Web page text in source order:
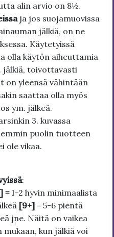
alin arvio on 8½.
ja jos suojamuovissa
jälkiä, on ne
Käytetyissä
olla käytön aiheuttamia
jälkiä, toivottavasti
on yleensä vähintään
saattaa olla myös
ym. jälkeä.
3. kuvassa
puolin tuotteen
ole vikaa.
:
=1-2 hyvin minimaalista
[9+] = 5-6 pientä
jne. Näitä on vaikea
kun jälkiä voi